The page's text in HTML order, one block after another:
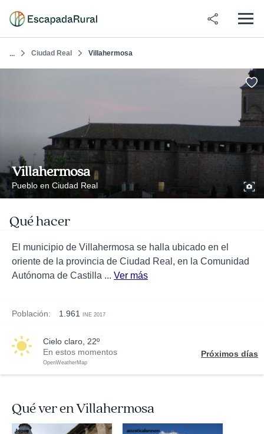
... Ciudad Real Villahermosa
Villahermosa
Pueblo en Ciudad Real
Qué hacer
El municipio de Villahermosa se halla ubicado en el
oriente de la provincia de Ciudad Real, en la Comunidad
Autónoma de Castilla ... Ver más
Población: 1.961 INE 2017
cielo claro, 22º
En estos momentos
OpenWeatherMap
Próximos días
Qué ver en Villahermosa
bjgeo acusticalennon